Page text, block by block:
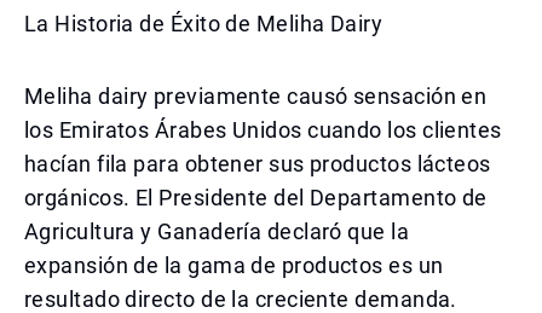
La Historia de Éxito de Meliha Dairy
Meliha dairy previamente causó sensación en
los Emiratos Árabes Unidos cuando los clientes
hacían fila para obtener sus productos lácteos
orgánicos. El Presidente del Departamento de
Agricultura y Ganadería declaró que la
expansión de la gama de productos es un
resultado directo de la creciente demanda.